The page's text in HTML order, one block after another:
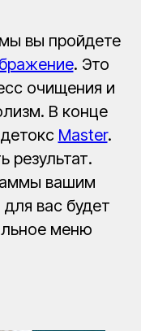
вы пройдете
. Это
очищения и
В конце
Master.
результат.
вашим
вас будет
меню